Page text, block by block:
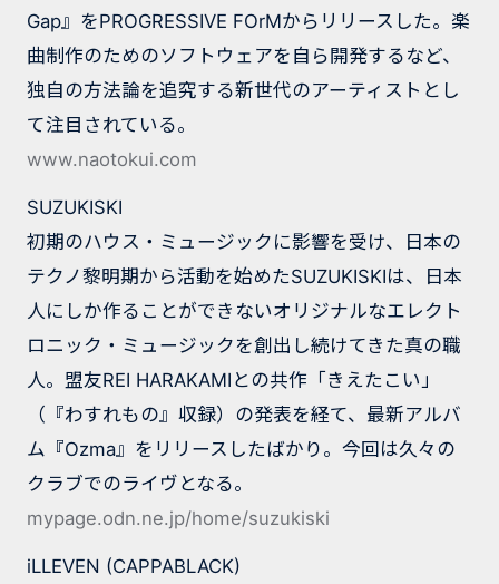
Gap』をPROGRESSIVE FOrMからリリースした。楽
曲制作のためのソフトウェアを自ら開発するなど、
独自の方法論を追究する新世代のアーティストとし
て注目されている。
www.naotokui.com
SUZUKISKI
初期のハウス・ミュージックに影響を受け、日本の
テクノ黎明期から活動を始めたSUZUKISKIは、日本
人にしか作ることができないオリジナルなエレクト
ロニック・ミュージックを創出し続けてきた真の職
人。盟友REI HARAKAMIとの共作「きえたこい」
（『わすれもの』収録）の発表を経て、最新アルバ
ム『Ozma』をリリースしたばかり。今回は久々の
クラブでのライヴとなる。
mypage.odn.ne.jp/home/suzukiski
iLLEVEN (CAPPABLACK)